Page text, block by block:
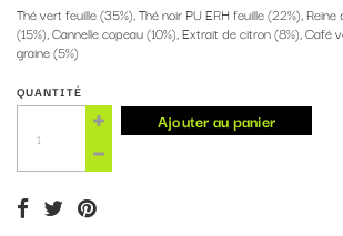
Thé vert feuille (35%), Thé noir PU ERH feuille (22%),
(15%), Cannelle copeau (10%), Extrait de citron (8%), Café
graine (5%)
QUANTITÉ
Ajouter au panier